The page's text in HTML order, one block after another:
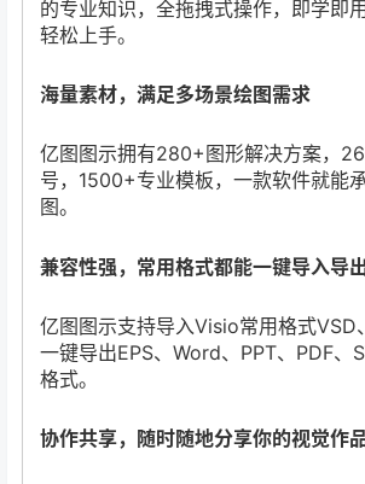
的专业知识，全拖拽式操作，即学即
轻松上手。
海量素材，满足多场景绘图需求
亿图图示拥有280+图形解决方案，
号，1500+专业模板，一款软件就能
图。
兼容性强，常用格式都能一键导入导
亿图图示支持导入Visio常用格式VSD
一键导出EPS、Word、PPT、PDF、
格式。
协作共享，随时随地分享你的视觉作